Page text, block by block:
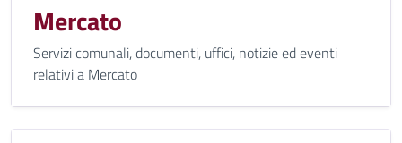
Mercato
Servizi comunali, documenti, uffici, notizie ed eventi
relativi a Mercato